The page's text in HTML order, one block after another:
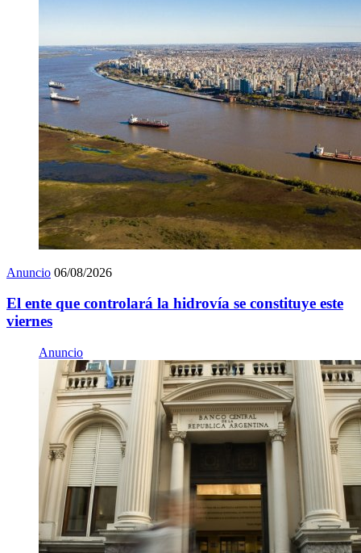
Anuncio 06/08/2026
El ente que controlará la hidrovía se constituye este
viernes
Anuncio